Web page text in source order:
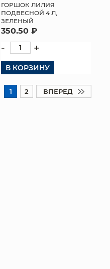
ГОРШОК ЛИЛИЯ
ПОДВЕСНОЙ 4 Л,
ЗЕЛЕНЫЙ
350.50 ₽
- +
В КОРЗИНУ
1 2 ВПЕРЕД